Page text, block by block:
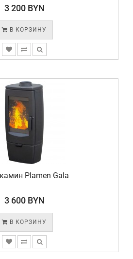
3 200 BYN
В КОРЗИНУ
Plamen Gala
3 600 BYN
В КОРЗИНУ